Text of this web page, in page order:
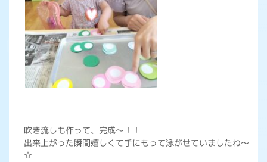
吹き流しも作って、完成～！！
出来上がった瞬間嬉しくて手にもって泳がせていましたね～
☆